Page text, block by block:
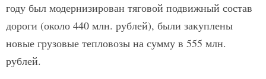
году был модернизирован тяговой подвижный состав
дороги (около 440 млн. рублей), были закуплены
новые грузовые тепловозы на сумму в 555 млн.
рублей.